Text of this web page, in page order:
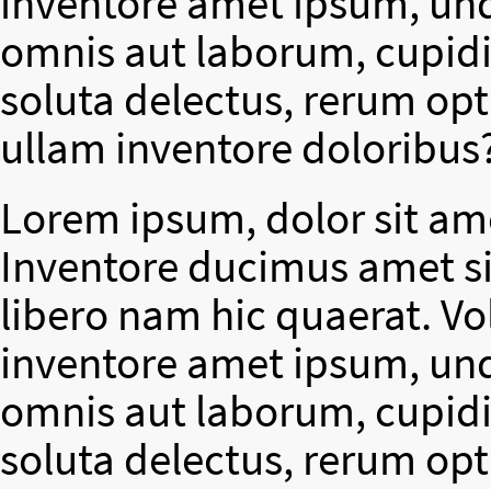
omnis aut laborum,
soluta delectus, rerum
ullam inventore
Lorem ipsum, dolor sit
Inventore ducimus amet
libero nam hic quaerat.
inventore amet ipsum,
omnis aut laborum,
soluta delectus, rerum